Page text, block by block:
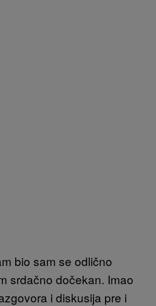
bio sam se odlično
srdačno dočekan. Imao
i diskusija pre i